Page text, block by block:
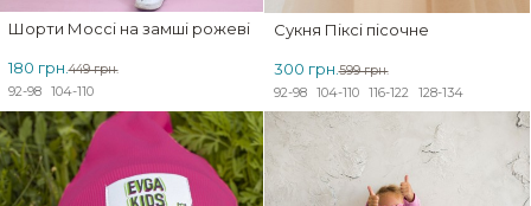
Шорти Моссі на замші рожеві
449 грн.
180 грн.
92-98 104-110
Сукня Піксі пісочне
599 грн.
300 грн.
92-98 104-110 116-122 128-134